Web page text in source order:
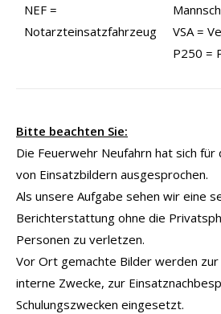
NEF =
Notarzteinsatzfahrzeug
VSA =
P250 =
Bitte beachten Sie:
Die Feuerwehr Neufahrn hat sich
von Einsatzbildern ausgesprochen.
Als unsere Aufgabe sehen wir eine
Berichterstattung ohne die
Personen zu verletzen.
Vor Ort gemachte Bilder werden
interne Zwecke, zur
Schulungszwecken eingesetzt.